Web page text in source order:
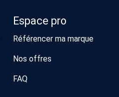
Espace pro
Référencer ma marque
Nos offres
FAQ